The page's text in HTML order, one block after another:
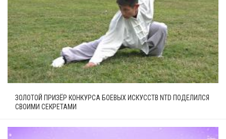
ЗОЛОТОЙ ПРИЗЁР КОНКУРСА БОЕВЫХ ИСКУССТВ NTD ПОДЕЛИЛСЯ
СВОИМИ СЕКРЕТАМИ